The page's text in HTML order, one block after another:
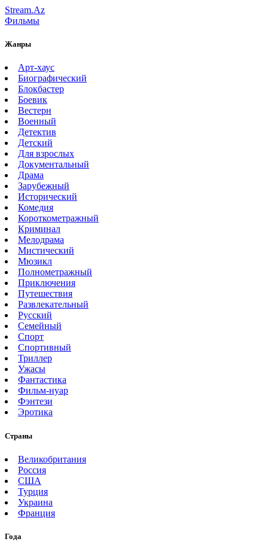
Stream.Az
Фильмы
Жанры
Арт-хаус
Биографический
Блокбастер
Боевик
Вестерн
Военный
Детектив
Детский
Для взрослых
Документальный
Драма
Зарубежный
Исторический
Комедия
Короткометражный
Криминал
Мелодрама
Мистический
Мюзикл
Полнометражный
Приключения
Путешествия
Развлекательный
Русский
Семейный
Спорт
Спортивный
Триллер
Ужасы
Фантастика
Фильм-нуар
Фэнтези
Эротика
Страны
Великобритания
Россия
США
Турция
Украина
Франция
Года